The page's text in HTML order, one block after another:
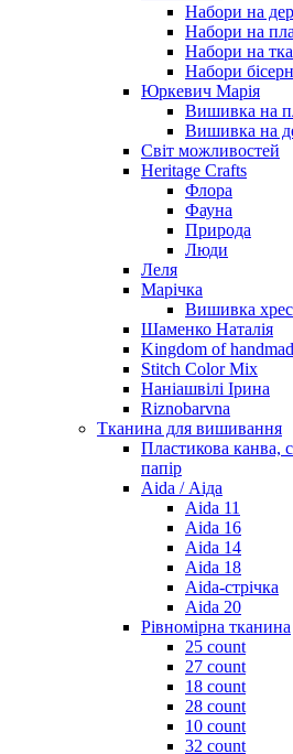
Набори на
Набори на
Набори на
Набори
Юркевич Марія
Вишивка на
Вишивка на
Світ можливостей
Heritage Crafts
Флора
Фауна
Природа
Люди
Леля
Марічка
Вишивка
Шаменко Наталія
Kingdom of
Stitch Color Mix
Наніашвілі Ірина
Riznobarvna
Тканина для вишивання
Пластикова канва,
папір
Aida / Аіда
Aida 11
Aida 16
Aida 14
Aida 18
Aida-стрічка
Aida 20
Рівномірна тканина
25 count
27 count
18 count
28 count
10 count
32 count